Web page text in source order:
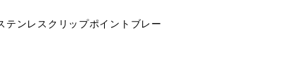
ンレスクリップポイントブレー